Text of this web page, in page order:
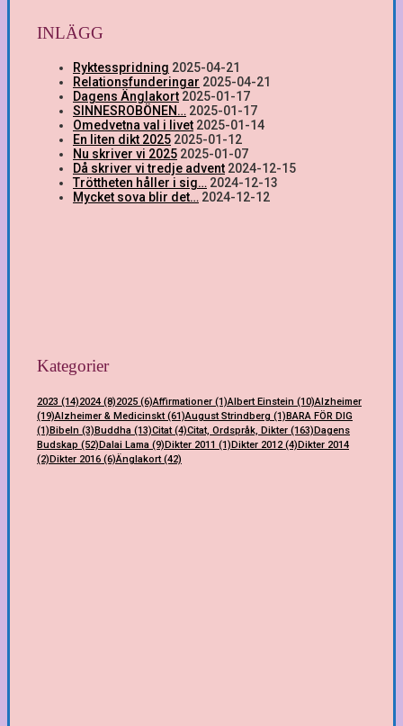
INLÄGG
Ryktesspridning 2025-04-21
Relationsfunderingar 2025-04-21
Dagens Änglakort 2025-01-17
SINNESROBÖNEN… 2025-01-17
Omedvetna val i livet 2025-01-14
En liten dikt 2025 2025-01-12
Nu skriver vi 2025 2025-01-07
Då skriver vi tredje advent 2024-12-15
Tröttheten håller i sig… 2024-12-13
Mycket sova blir det… 2024-12-12
Kategorier
2023 (14)2024 (8)2025 (6)Affirmationer (1)Albert Einstein (10)Alzheimer
(19)Alzheimer & Medicinskt (61)August Strindberg (1)BARA FÖR DIG
(1)Bibeln (3)Buddha (13)Citat (4)Citat, Ordspråk, Dikter (163)Dagens
Budskap (52)Dalai Lama (9)Dikter 2011 (1)Dikter 2012 (4)Dikter 2014
(2)Dikter 2016 (6)Änglakort (42)